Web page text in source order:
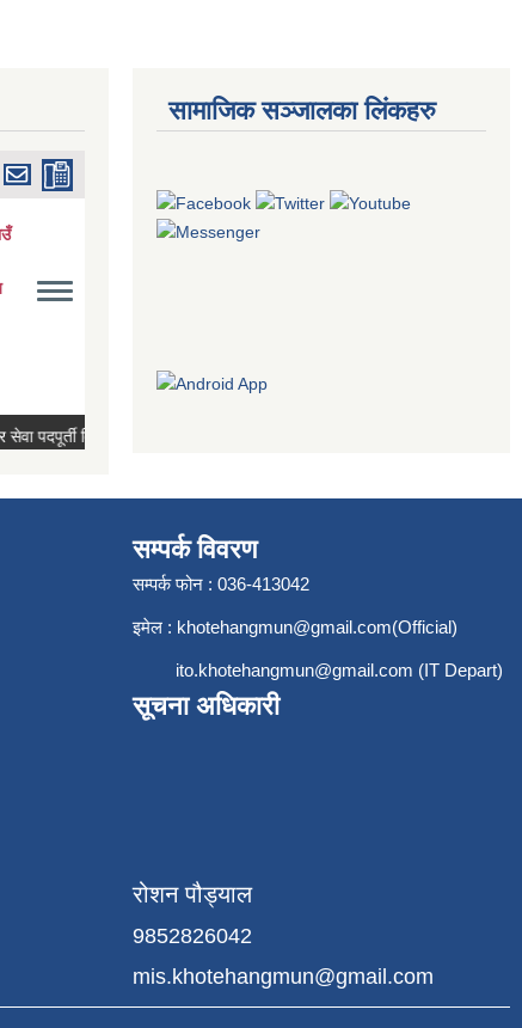
सामाजिक सञ्जालका लिंकहरु
सम्पर्क विवरण
सम्पर्क फोन : 036-413042
इमेल : khotehangmun@gmail.com(Official)
ito.khotehangmun@gmail.com (IT Depart)
सूचना अधिकारी
रोशन पौड्याल
9852826042
mis.khotehangmun@gmail.com